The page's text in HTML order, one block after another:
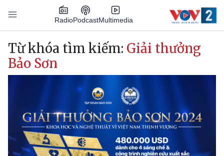
Nhảy đến nội dung
RadioPodcastMultimedia
Main navigation
Từ khóa tìm kiếm: Giải thưởng
Bảo Sơn